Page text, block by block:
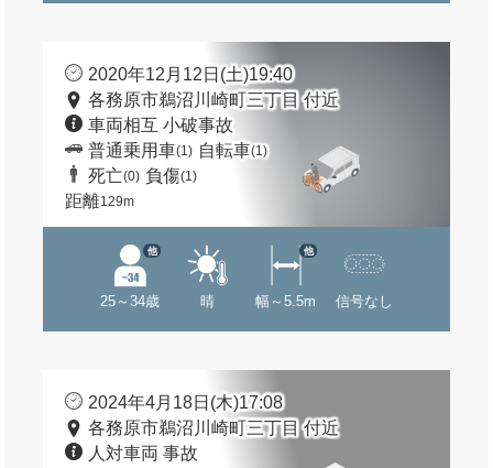
2020年12月12日(土)19:40
各務原市鵜沼川崎町三丁目 付近
車両相互 小破事故
普通乗用車(1) 自転車(1)
死亡(0) 負傷(1)
距離129m
25～34歳
他
晴 幅～5.5m
他
信号なし
2024年4月18日(木)17:08
各務原市鵜沼川崎町三丁目 付近
人対車両 事故